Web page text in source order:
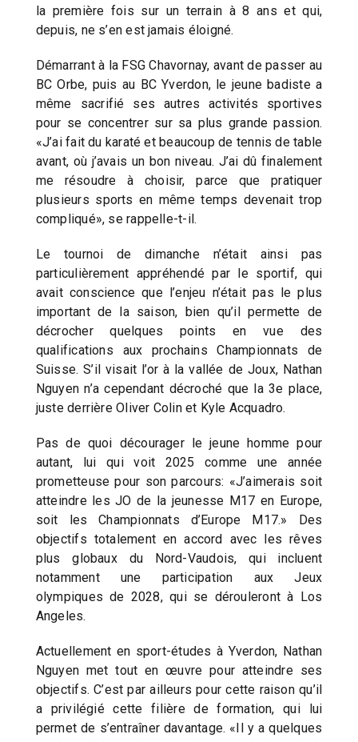
la première fois sur un terrain à 8 ans et qui,
depuis, ne s’en est jamais éloigné.
Démarrant à la FSG Chavornay, avant de passer au
BC Orbe, puis au BC Yverdon, le jeune badiste a
même sacrifié ses autres activités sportives
pour se concentrer sur sa plus grande passion.
«J’ai fait du karaté et beaucoup de tennis de table
avant, où j’avais un bon niveau. J’ai dû finalement
me résoudre à choisir, parce que pratiquer
plusieurs sports en même temps devenait trop
compliqué», se rappelle-t-il.
Le tournoi de dimanche n’était ainsi pas
particulièrement appréhendé par le sportif, qui
avait conscience que l’enjeu n’était pas le plus
important de la saison, bien qu’il permette de
décrocher quelques points en vue des
qualifications aux prochains Championnats de
Suisse. S’il visait l’or à la vallée de Joux, Nathan
Nguyen n’a cependant décroché que la 3e place,
juste derrière Oliver Colin et Kyle Acquadro.
Pas de quoi décourager le jeune homme pour
autant, lui qui voit 2025 comme une année
prometteuse pour son parcours: «J’aimerais soit
atteindre les JO de la jeunesse M17 en Europe,
soit les Championnats d’Europe M17.» Des
objectifs totalement en accord avec les rêves
plus globaux du Nord-Vaudois, qui incluent
notamment une participation aux Jeux
olympiques de 2028, qui se dérouleront à Los
Angeles.
Actuellement en sport-études à Yverdon, Nathan
Nguyen met tout en œuvre pour atteindre ses
objectifs. C’est par ailleurs pour cette raison qu’il
a privilégié cette filière de formation, qui lui
permet de s’entraîner davantage. «Il y a quelques